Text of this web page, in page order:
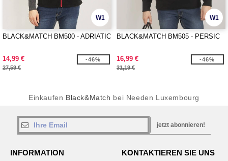
W1
BLACK&MATCH BM500 - ADRIATIC
14,99 €
27,59 €
-46%
W1
BLACK&MATCH BM505 - PERSIC
16,99 €
31,19 €
-46%
Einkaufen Black&Match bei Needen Luxembourg
jetzt abonnieren!
INFORMATION KONTAKTIEREN SIE UNS